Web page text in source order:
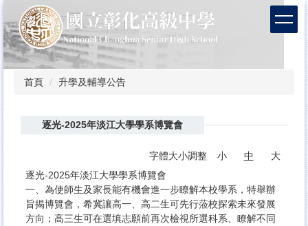
到
主
要
內
首頁 升學及輔導公告
逐光-2025年淡江大學學系博覽會
字體大小調整 小 中
大
逐光-2025年淡江大學學系博覽會
一、為使師生及家長能有機會進一步瞭解本校學系，特舉辦
旨揭博覽會，希冀讓高一、高二生可先行蒞校探索未來發展
方向；高三生可在選填志願前再次檢視所選科系、瞭解不同